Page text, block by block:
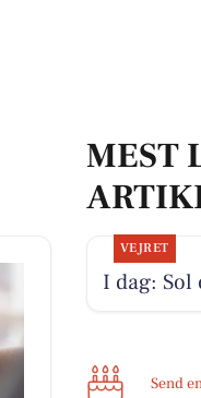
MEST
VEJRET
I dag:
Send